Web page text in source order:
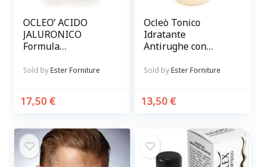
OCLEO’ ACIDO
JALURONICO
Formula
p.p.m.
Sold byEster Forniture
17,50 €
Ocleò Tonico
Idratante
Antirughe con
Sold byEster Forniture
13,50 €